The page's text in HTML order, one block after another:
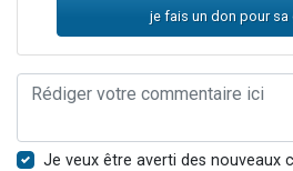
je fais un don pour sa
Je veux être averti des nouveaux